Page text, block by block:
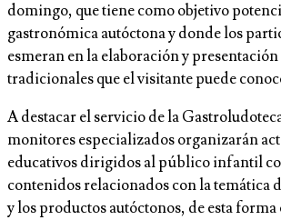
domingo, que tiene como objetivo
gastronómica autóctona y donde los
esmeran en la elaboración y
tradicionales que el visitante puede
A destacar el servicio de la
monitores especializados organizarán
educativos dirigidos al público infantil
contenidos relacionados con la temática
y los productos autóctonos, de esta